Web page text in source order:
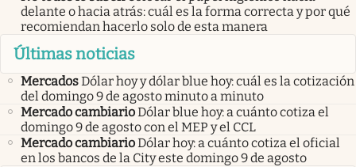
delante o hacia atrás: cuál es la forma correcta y por qué
recomiendan hacerlo solo de esta manera
Últimas noticias
MercadosDólar hoy y dólar blue hoy: cuál es la cotización
del domingo 9 de agosto minuto a minuto
Mercado cambiarioDólar blue hoy: a cuánto cotiza el
domingo 9 de agosto con el MEP y el CCL
Mercado cambiarioDólar hoy: a cuánto cotiza el oficial
en los bancos de la City este domingo 9 de agosto